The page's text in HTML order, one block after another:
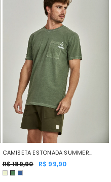
CAMISETA ESTONADA SUMMER
ELEMENTS VERDE
R$ 189,90 R$ 99,90